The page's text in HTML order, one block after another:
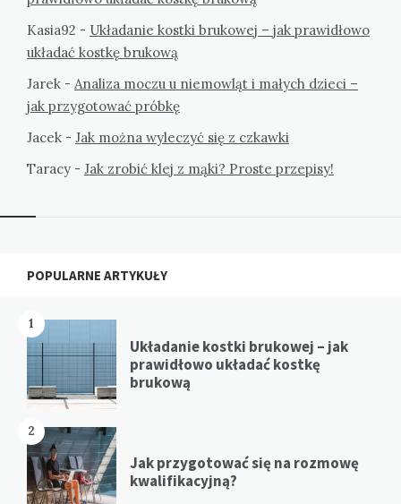
Kasia92 - Układanie kostki brukowej – jak prawidłowo
układać kostkę brukową
Jarek - Analiza moczu u niemowląt i małych dzieci –
jak przygotować próbkę
Jacek - Jak można wyleczyć się z czkawki
Taracy - Jak zrobić klej z mąki? Proste przepisy!
Widgets
POPULARNE ARTYKUŁY
1
Układanie kostki brukowej – jak
prawidłowo układać kostkę
brukową
2
Jak przygotować się na rozmowę
kwalifikacyjną?